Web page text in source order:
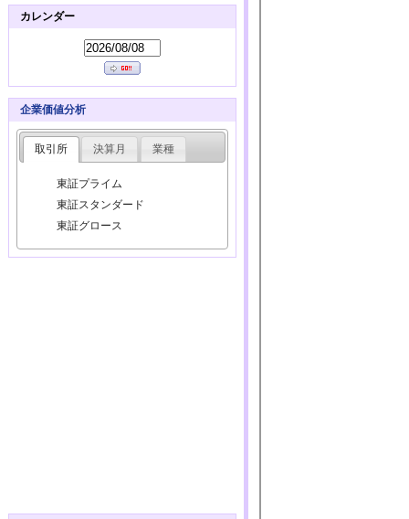
カレンダー
企業価値分析
取引所 決算月 業種
東証プライム
東証スタンダード
東証グロース